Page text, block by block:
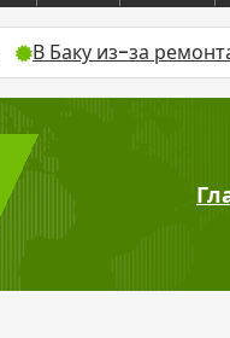
из-за ремонта